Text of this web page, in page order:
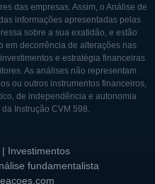
das empresas. Assim, o Análise de
informações apresentadas pelas
sobre a sua exatidão, e estão
em decorrência de alterações nas
e estratégia financeiras
As análises não representam
ou outros instrumentos financeiros,
de independência e autonomia
Instrução CVM 598.
Investimentos
fundamentalista